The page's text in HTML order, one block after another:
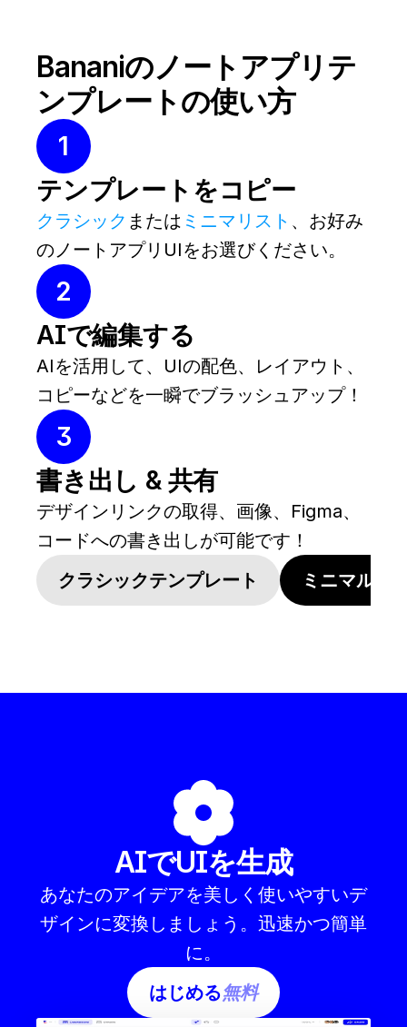
Bananiのノートアプリテ
ンプレートの使い方
1
テンプレートをコピー
クラシック または ミニマリスト 、お好み
のノートアプリUIをお選びください。
2
AIで編集する
AIを活用して、UIの配色、レイアウト、
コピーなどを一瞬でブラッシュアップ！
3
書き出し & 共有
デザインリンクの取得、画像、Figma、
コードへの書き出しが可能です！
クラシックテンプレート
ミニマルな
AIでUIを生成
あなたのアイデアを美しく使いやすいデ
ザインに変換しましょう。迅速かつ簡単
に。
はじめる無料